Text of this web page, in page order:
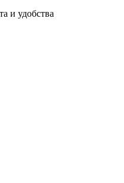
и удобства